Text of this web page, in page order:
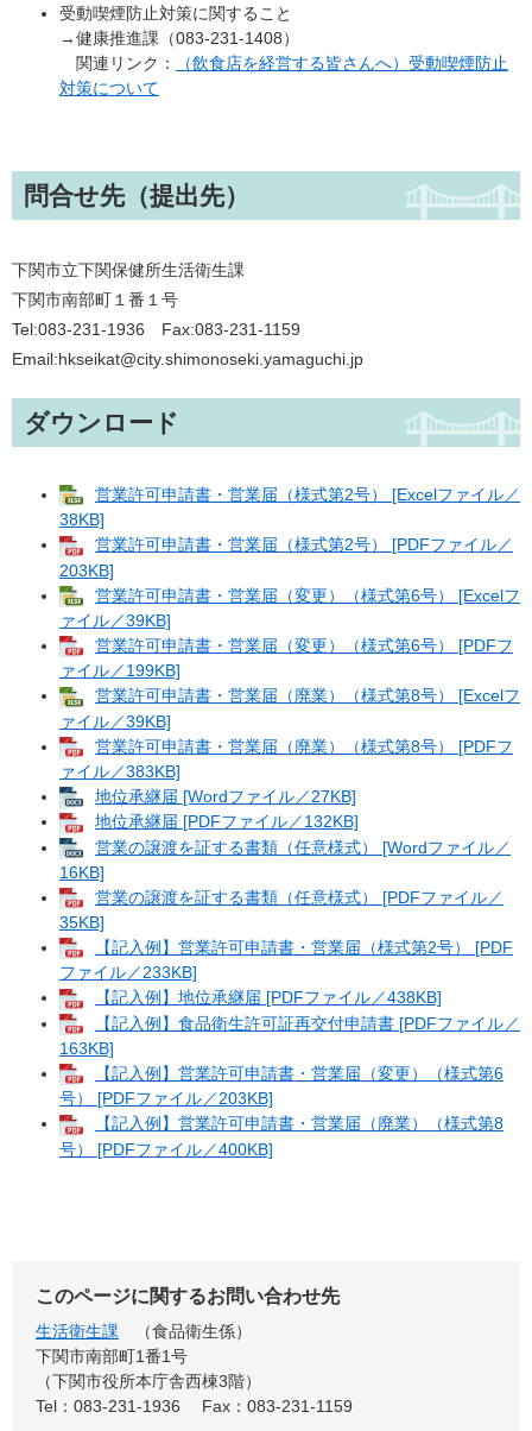
受動喫煙防止対策に関すること
→健康推進課（083-231-1408）
関連リンク：
（飲食店を経営する皆さんへ）受動喫煙防止
対策について
問合せ先（提出先）
下関市立下関保健所生活衛生課
下関市南部町１番１号
Tel:083-231-1936 Fax:083-231-1159
Email:hkseikat@city.shimonoseki.yamaguchi.jp
ダウンロード
営業許可申請書・営業届（様式第2号） [Excelファイル／
38KB]
営業許可申請書・営業届（様式第2号） [PDFファイル／
203KB]
営業許可申請書・営業届（変更）（様式第6号） [Excelフ
ァイル／39KB]
営業許可申請書・営業届（変更）（様式第6号） [PDFフ
ァイル／199KB]
営業許可申請書・営業届（廃業）（様式第8号） [Excelフ
ァイル／39KB]
営業許可申請書・営業届（廃業）（様式第8号） [PDFフ
ァイル／383KB]
地位承継届 [Wordファイル／27KB]
地位承継届 [PDFファイル／132KB]
営業の譲渡を証する書類（任意様式） [Wordファイル／
16KB]
営業の譲渡を証する書類（任意様式） [PDFファイル／
35KB]
【記入例】営業許可申請書・営業届（様式第2号） [PDF
ファイル／233KB]
【記入例】地位承継届 [PDFファイル／438KB]
【記入例】食品衛生許可証再交付申請書 [PDFファイル／
163KB]
【記入例】営業許可申請書・営業届（変更）（様式第6
号） [PDFファイル／203KB]
【記入例】営業許可申請書・営業届（廃業）（様式第8
号） [PDFファイル／400KB]
このページに関するお問い合わせ先
生活衛生課
食品衛生係
下関市南部町1番1号
（下関市役所本庁舎西棟3階）
Tel：083-231-1936
Fax：083-231-1159